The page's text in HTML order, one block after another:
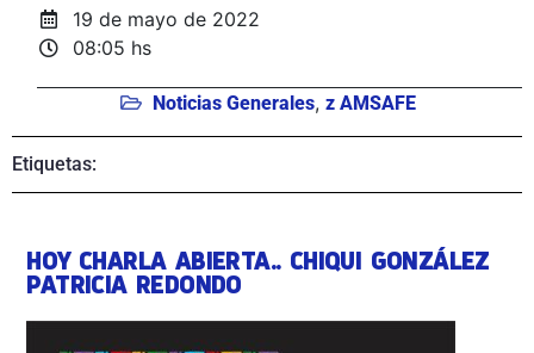
19 de mayo de 2022
08:05 hs
Noticias Generales, z AMSAFE
Etiquetas:
HOY CHARLA ABIERTA.. CHIQUI GONZÁLEZ
PATRICIA REDONDO